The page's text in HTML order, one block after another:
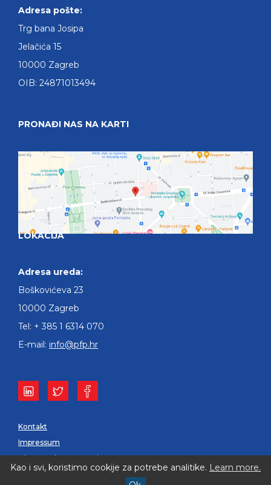
Kao i svi, koristimo cookije za potrebe analitike. Learn more.
Adresa pošte:
Trg bana Josipa
Jelačića 15
10000 Zagreb
OIB: 24871013494
PRONAĐI NAS NA KARTI
LOKACIJA
Adresa ureda:
Boškovićeva 23
10000 Zagreb
Tel: + 385 1 6314 070
E-mail: info@pfp.hr
Kontakt
Impressum
Izjava o pristupačnosti